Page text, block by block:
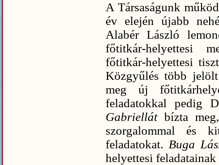
A Társaságunk
év elején újabb
Alabér László
főtitkár-helyettesi
főtitkár-helyettesi
Közgyűlés több
meg új
feladatokkal pedig
Gabriellátbízta
szorgalommal és
feladatokat. Buga
helyettesi